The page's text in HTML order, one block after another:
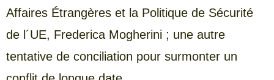
Affaires Étrangères et la Politique de Sécurité
de l´UE, Frederica Mogherini ; une autre
tentative de conciliation pour surmonter un